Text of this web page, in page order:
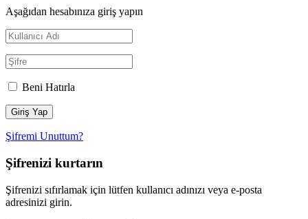
Aşağıdan hesabınıza giriş yapın
Beni Hatırla
Şifremi Unuttum?
Şifrenizi kurtarın
Şifrenizi sıfırlamak için lütfen kullanıcı adınızı veya e-posta
adresinizi girin.